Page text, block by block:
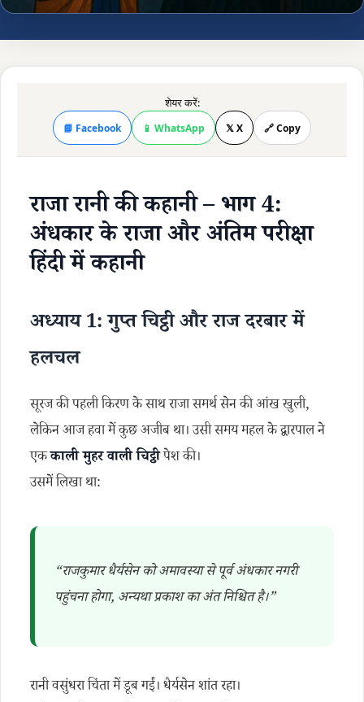
शेयर करें:
📘 Facebook 📱 WhatsApp 𝕏 X 🔗 Copy
राजा रानी की कहानी – भाग 4:
अंधकार के राजा और अंतिम परीक्षा
हिंदी में कहानी
अध्याय 1: गुप्त चिट्ठी और राज दरबार में
हलचल
सूरज की पहली किरण के साथ राजा समर्थ सेन की आंख खुली,
लेकिन आज हवा में कुछ अजीब था। उसी समय महल के द्वारपाल ने
एककाली मुहर वाली चिट्ठीपेश की।
उसमें लिखा था:
“राजकुमार धैर्यसेन को अमावस्या से पूर्व अंधकार नगरी
पहुंचना होगा, अन्यथा प्रकाश का अंत निश्चित है।”
रानी वसुंधरा चिंता में डूब गईं। धैर्यसेन शांत रहा।